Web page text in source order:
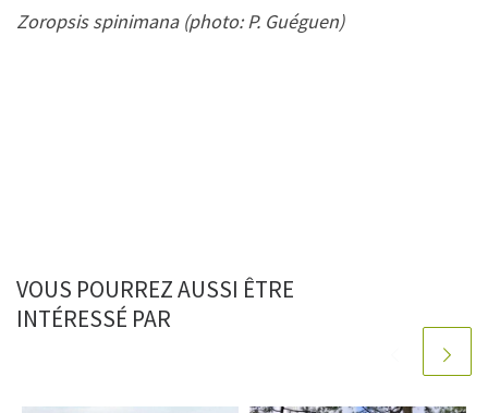
Zoropsis spinimana (photo: P. Guéguen)
VOUS POURREZ AUSSI ÊTRE
INTÉRESSÉ PAR